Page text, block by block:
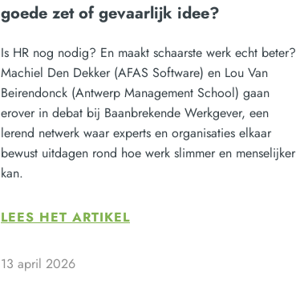
goede zet of gevaarlijk idee?
Is HR nog nodig? En maakt schaarste werk echt beter?
Machiel Den Dekker (AFAS Software) en Lou Van
Beirendonck (Antwerp Management School) gaan
erover in debat bij Baanbrekende Werkgever, een
lerend netwerk waar experts en organisaties elkaar
bewust uitdagen rond hoe werk slimmer en menselijker
kan.
LEES HET ARTIKEL
13 april 2026